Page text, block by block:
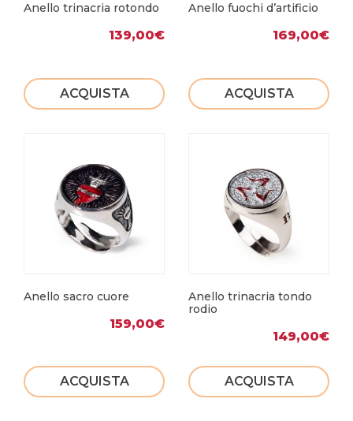
Anello trinacria rotondo
139,00€
ACQUISTA
Anello fuochi d’artificio
169,00€
ACQUISTA
Anello sacro cuore
159,00€
ACQUISTA
Anello trinacria tondo
rodio
149,00€
ACQUISTA